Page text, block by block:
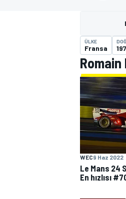
WORLD
ÜLKE
Fransa
WEC9 Haz 2022
Le Mans 24
En hızlısı